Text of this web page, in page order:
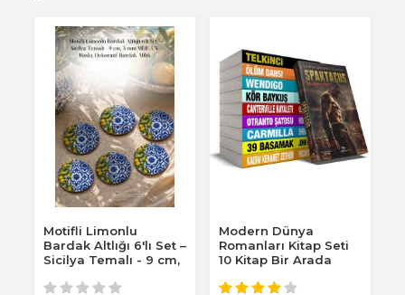
Motifli Limonlu
Bardak Altlığı 6'lı Set –
Sicilya Temalı - 9 cm,
Modern Dünya
Romanları Kitap Seti
10 Kitap Bir Arada